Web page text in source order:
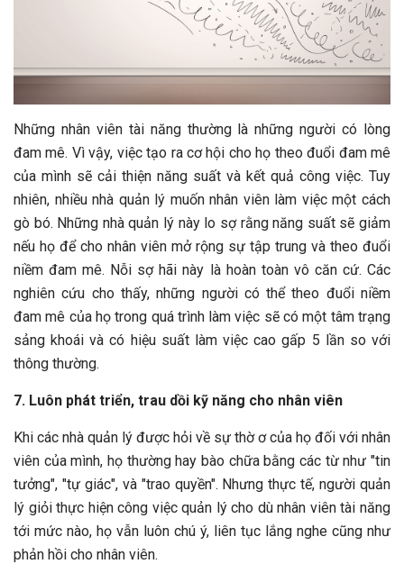
Những nhân viên tài năng thường là những người có lòng
đam mê. Vì vậy, việc tạo ra cơ hội cho họ theo đuổi đam mê
của mình sẽ cải thiện năng suất và kết quả công việc. Tuy
nhiên, nhiều nhà quản lý muốn nhân viên làm việc một cách
gò bó. Những nhà quản lý này lo sợ rằng năng suất sẽ giảm
nếu họ để cho nhân viên mở rộng sự tập trung và theo đuổi
niềm đam mê. Nỗi sợ hãi này là hoàn toàn vô căn cứ. Các
nghiên cứu cho thấy, những người có thể theo đuổi niềm
đam mê của họ trong quá trình làm việc sẽ có một tâm trạng
sảng khoái và có hiệu suất làm việc cao gấp 5 lần so với
thông thường.
7. Luôn phát triển, trau dồi kỹ năng cho nhân viên
Khi các nhà quản lý được hỏi về sự thờ ơ của họ đối với nhân
viên của mình, họ thường hay bào chữa bằng các từ như "tin
tưởng", "tự giác", và "trao quyền". Nhưng thực tế, người quản
lý giỏi thực hiện công việc quản lý cho dù nhân viên tài năng
tới mức nào, họ vẫn luôn chú ý, liên tục lắng nghe cũng như
phản hồi cho nhân viên.